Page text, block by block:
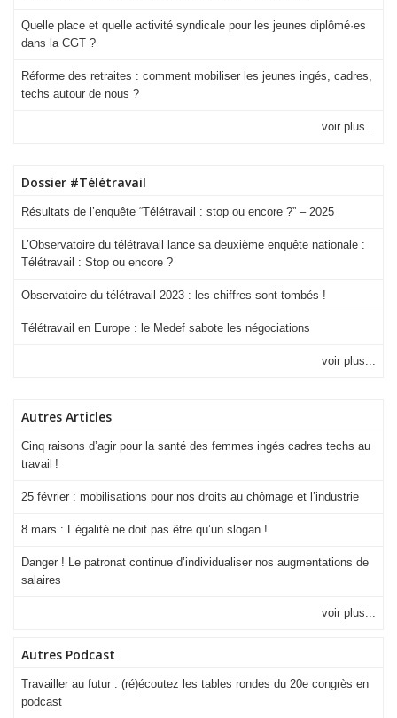
Quelle place et quelle activité syndicale pour les jeunes diplômé·es
dans la CGT ?
Réforme des retraites : comment mobiliser les jeunes ingés, cadres,
techs autour de nous ?
voir plus...
Dossier #Télétravail
Résultats de l’enquête “Télétravail : stop ou encore ?” – 2025
L’Observatoire du télétravail lance sa deuxième enquête nationale :
Télétravail : Stop ou encore ?
Observatoire du télétravail 2023 : les chiffres sont tombés !
Télétravail en Europe : le Medef sabote les négociations
voir plus...
Autres Articles
Cinq raisons d’agir pour la santé des femmes ingés cadres techs au
travail !
25 février : mobilisations pour nos droits au chômage et l’industrie
8 mars : L’égalité ne doit pas être qu’un slogan !
Danger ! Le patronat continue d’individualiser nos augmentations de
salaires
voir plus...
Autres Podcast
Travailler au futur : (ré)écoutez les tables rondes du 20e congrès en
podcast